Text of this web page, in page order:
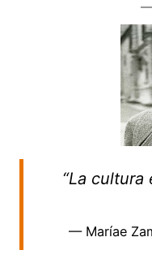
“La
— Maríae